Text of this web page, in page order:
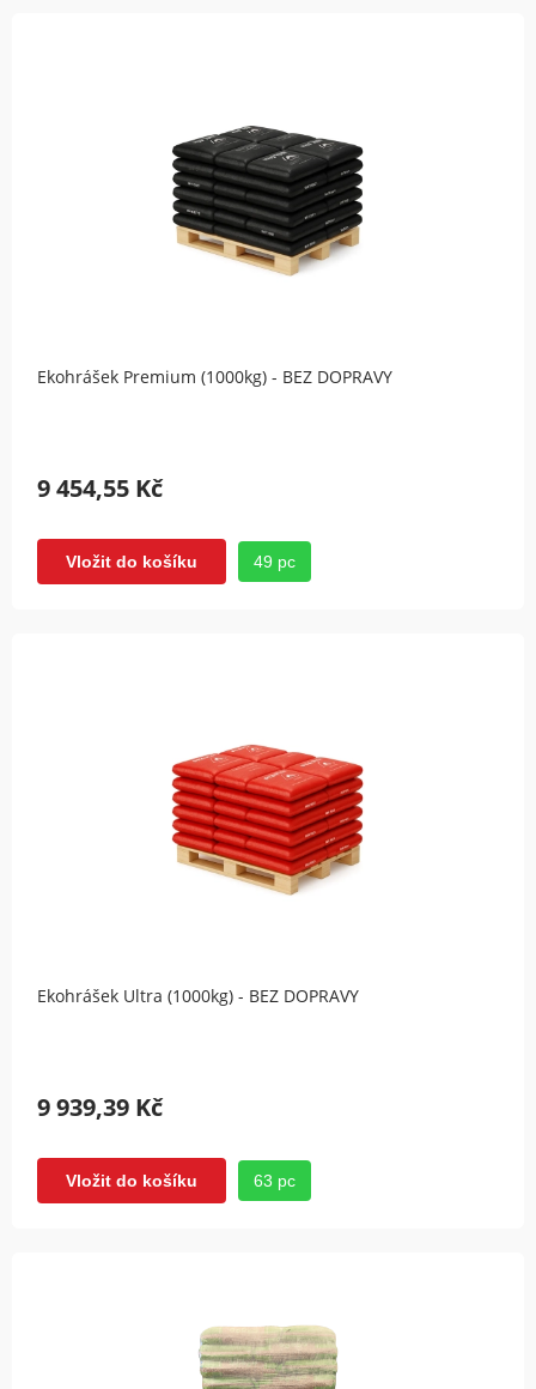
Ekohrášek Premium (1000kg) - BEZ DOPRAVY
9 454,55 Kč
Vložit do košíku 49 pc
Ekohrášek Ultra (1000kg) - BEZ DOPRAVY
9 939,39 Kč
Vložit do košíku 63 pc